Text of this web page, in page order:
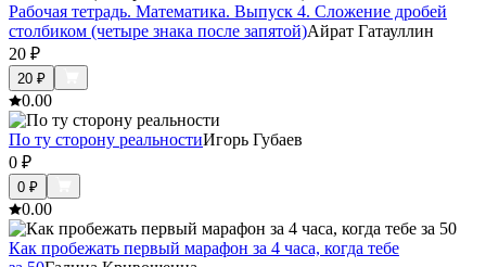
Рабочая тетрадь. Математика. Выпуск 4. Сложение дробей
столбиком (четыре знака после запятой)Айрат Гатауллин
20 ₽
20 ₽
0.00
По ту сторону реальностиИгорь Губаев
0 ₽
0 ₽
0.00
Как пробежать первый марафон за 4 часа, когда тебе